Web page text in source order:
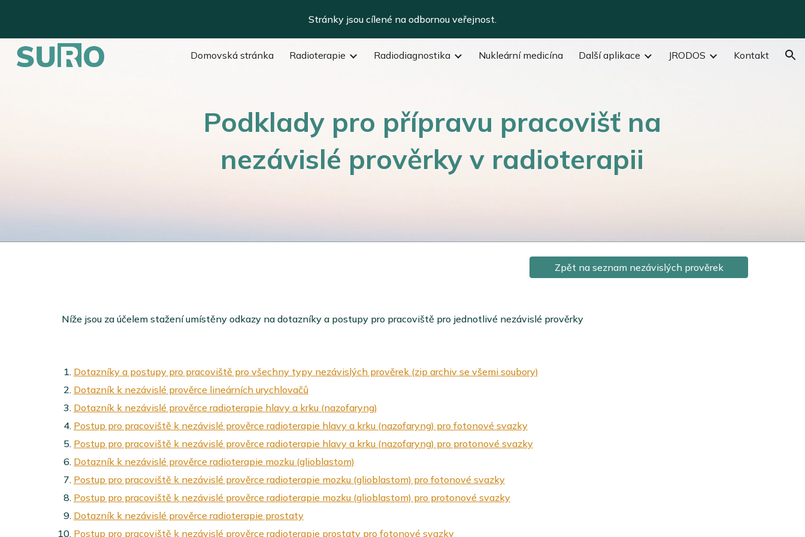
Skip to main content Skip to navigation
Stránky jsou cílené na odbornou veřejnost.
Domovská stránka Radioterapie Radiodiagnostika Nukleární medicína Další aplikace JRODOS Kontakt
Podklady pro přípravu pracovišť na
nezávislé prověrky v radioterapii
Zpět na seznam nezávislých prověrek
Níže jsou za účelem stažení umístěny odkazy na dotazníky a postupy pro pracoviště pro jednotlivé nezávislé prověrky
Dotazníky a postupypro pracoviště pro všechny typy nezávislých prověrek (zip archiv se všemi soubory)
Dotazník k nezávislé prověrce lineárních urychlovačů
Dotazník k nezávislé prověrce radioterapie hlavy a krku (nazofaryng)
Postup pro pracoviště k nezávislé prověrce radioterapie hlavy a krku (nazofaryng) pro fotonové svazky
Postup pro pracoviště k nezávislé prověrce radioterapie hlavy a krku (nazofaryng) pro protonové svazky
Dotazník k nezávislé prověrce radioterapie mozku (glioblastom)
Postup pro pracoviště k nezávislé prověrce radioterapie mozku (glioblastom) pro fotonové svazky
Postup pro pracoviště k nezávislé prověrce radioterapie mozku (glioblastom) pro protonové svazky
Dotazník k nezávislé prověrce radioterapie prostaty
Postup pro pracoviště k nezávislé prověrce radioterapie prostaty pro fotonové svazky